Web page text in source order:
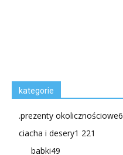
kategorie
.prezenty okolicznościowe6
ciacha i desery1 221
babki49